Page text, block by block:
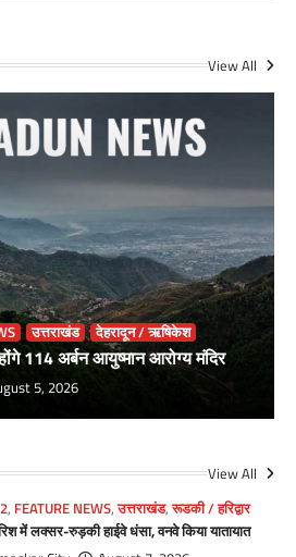
View All
उत्तराखंड देहरादून / ऋषिकेश
114 अर्बन आयुष्मान आरोग्य मंदिर
5, 2026
View All
, FEATURE NEWS,उत्तराखंड,रूडकी / हरिद्वार
में लक्सर-रुड़की हाईवे धंसा, वनवे किया यातायात